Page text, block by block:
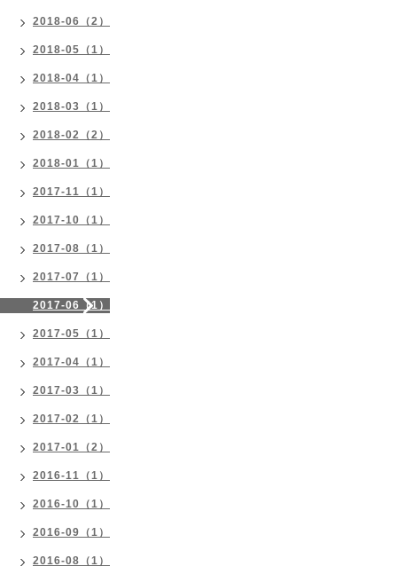
2018-06（2）
2018-05（1）
2018-04（1）
2018-03（1）
2018-02（2）
2018-01（1）
2017-11（1）
2017-10（1）
2017-08（1）
2017-07（1）
2017-06（1）
2017-05（1）
2017-04（1）
2017-03（1）
2017-02（1）
2017-01（2）
2016-11（1）
2016-10（1）
2016-09（1）
2016-08（1）